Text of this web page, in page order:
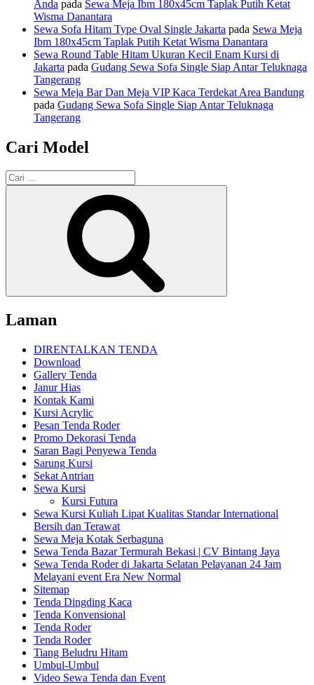
Anda pada Sewa Meja Ibm 180x45cm Taplak Putih Ketat
Wisma Danantara
Sewa Sofa Hitam Type Oval Single Jakarta pada Sewa Meja
Ibm 180x45cm Taplak Putih Ketat Wisma Danantara
Sewa Round Table Hitam Ukuran Kecil Enam Kursi di
Jakarta pada Gudang Sewa Sofa Single Siap Antar Teluknaga
Tangerang
Sewa Meja Bar Dan Meja VIP Kaca Terdekat Area Bandung
pada Gudang Sewa Sofa Single Siap Antar Teluknaga
Tangerang
Cari Model
Pencarian
untuk:
Laman
DIRENTALKAN TENDA
Download
Gallery Tenda
Janur Hias
Kontak Kami
Kursi Acrylic
Pesan Tenda Roder
Promo Dekorasi Tenda
Saran Bagi Penyewa Tenda
Sarung Kursi
Sekat Antrian
Sewa Kursi
Kursi Futura
Sewa Kursi Kuliah Lipat Kualitas Standar International
Bersih dan Terawat
Sewa Meja Kotak Serbaguna
Sewa Tenda Bazar Termurah Bekasi | CV Bintang Jaya
Sewa Tenda Roder di Jakarta Selatan Pelayanan 24 Jam
Melayani event Era New Normal
Sitemap
Tenda Dingding Kaca
Tenda Konvensional
Tenda Roder
Tenda Roder
Tiang Beludru Hitam
Umbul-Umbul
Video Sewa Tenda dan Event